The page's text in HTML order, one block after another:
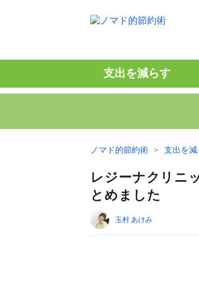
支出を減らす
ノマド的節約術 支出を減
レジーナクリニ
とめました
玉村 あけみ